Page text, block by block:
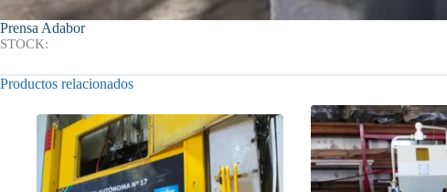
Prensa Adabor
STOCK:
Productos relacionados